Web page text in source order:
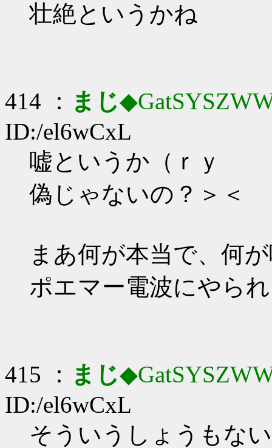
壮絶というかね
414 ： まじ
ID:/el6wCxL
嘘というか（ｒｙ
偽じゃないの？＞＜
まあ何が本当で、何
ポエマー電波にやら
415 ： まじ
ID:/el6wCxL
そういうしょうもな